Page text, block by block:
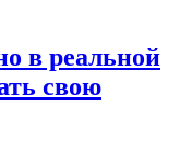
в реальной
свою